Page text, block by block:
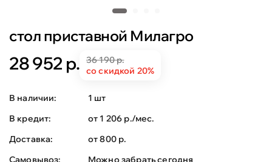
стол приставной Милагро
28 952 р.
36 190 р.
со скидкой 20%
В наличии:
1 шт
В кредит:
от 1 206 р./мес.
Доставка:
от 800 р.
Самовывоз:
Можно забрать сегодня